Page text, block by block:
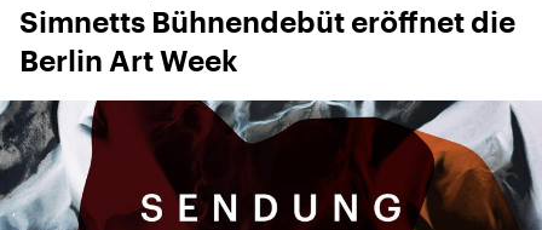
Simnetts Bühnendebüt eröffnet die
Berlin Art Week